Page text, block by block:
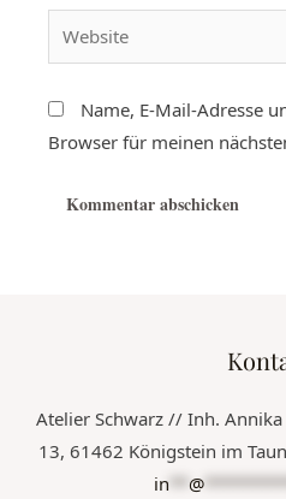
Name, E-Mail-Adresse
Browser für meinen
Atelier Schwarz // Inh.
13, 61462 Königstein im
in ** @